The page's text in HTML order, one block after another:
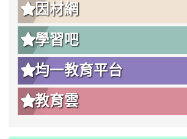
因材網
學習吧
均一教育平台
教育雲